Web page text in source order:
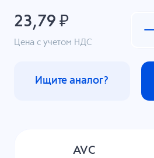
23,79 ₽
Цена с учетом НДС
Ищите аналог?
AVC